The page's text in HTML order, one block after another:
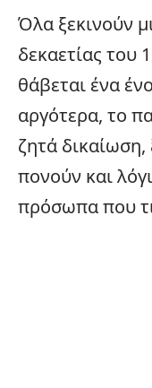
Όλα ξεκινούν
δεκαετίας του
θάβεται ένα
αργότερα, το
ζητά
πονούν και
πρόσωπα που